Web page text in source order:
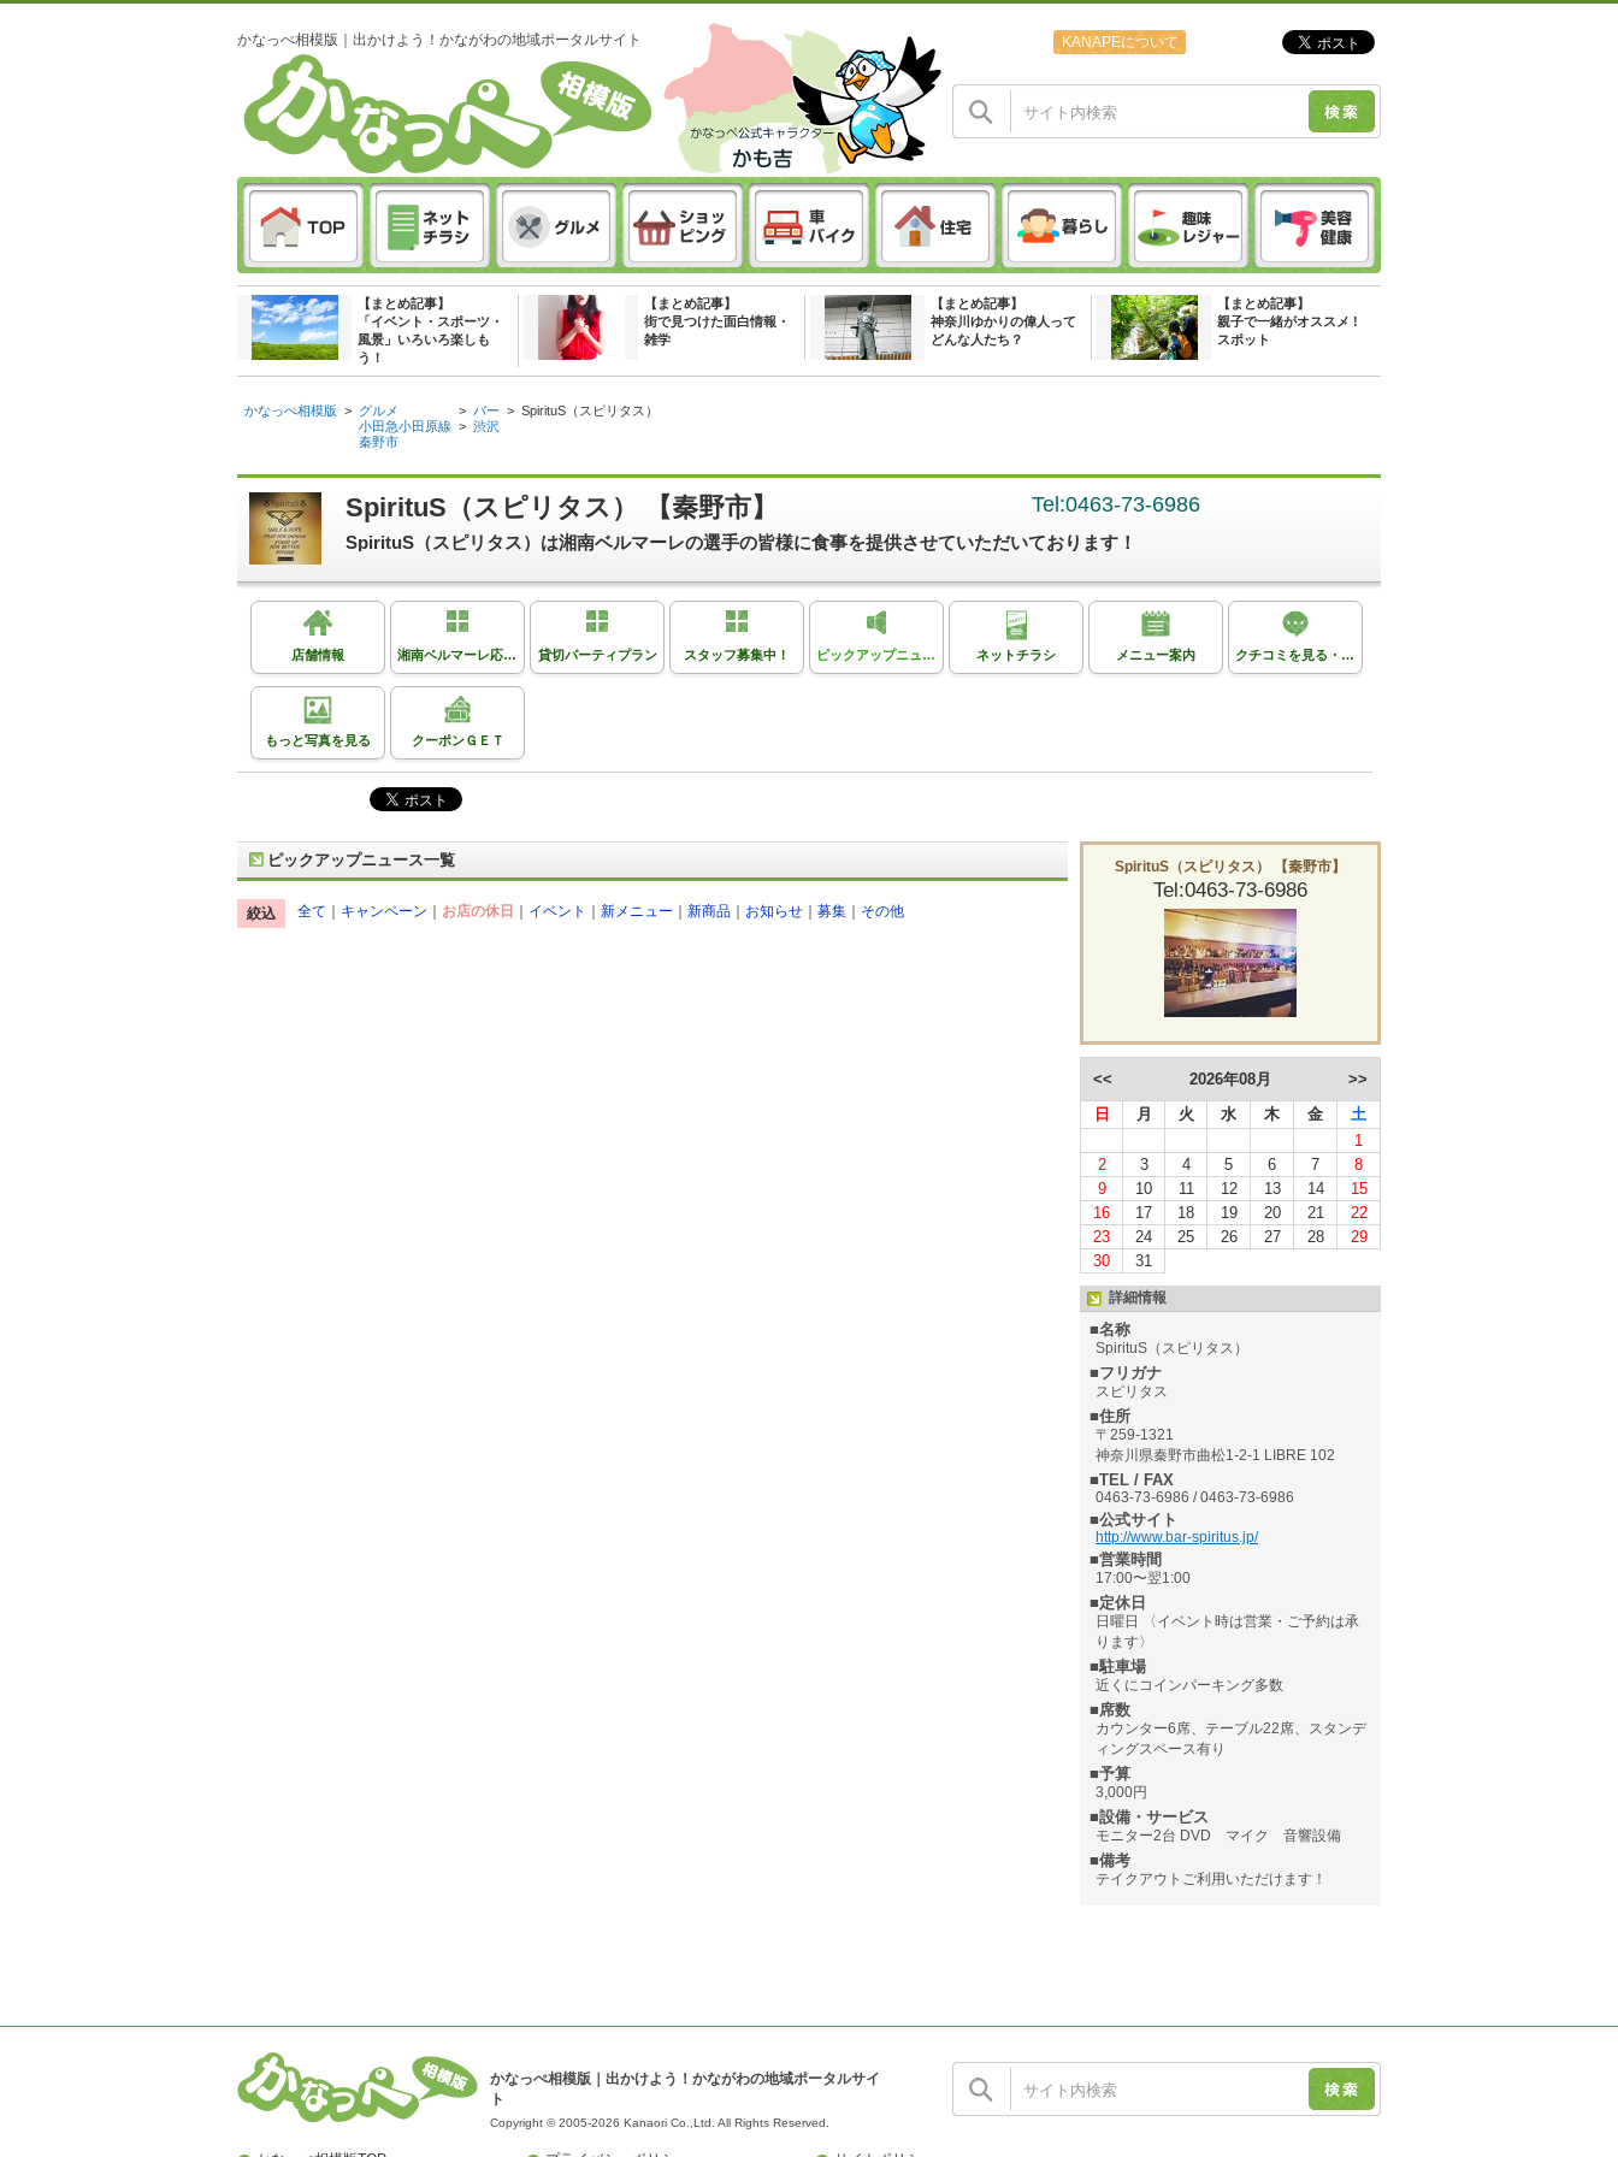
かなっぺ相模版｜出かけよう！かながわの地域ポータルサイト KANAPEについて
【まとめ記事】
「イベント・スポーツ・
風景」いろいろ楽しも
う！
【まとめ記事】
街で見つけた面白情報・
雑学
【まとめ記事】
神奈川ゆかりの偉人って
どんな人たち？
【まとめ記事】
親子で一緒がオススメ !
スポット
かなっぺ相模版 > グルメ
小田急小田原線
秦野市
> バー
> 渋沢
> SpirituS（スピリタス）
SpirituS（スピリタス） 【秦野市】 Tel:0463-73-6986
SpirituS（スピリタス）は湘南ベルマーレの選手の皆様に食事を提供させていただいております！
店舗情報 湘南ベルマーレ応援してます 貸切パーティプラン スタッフ募集中！ ピックアップニュース ネットチラシ メニュー案内 クチコミを見る・投稿する
もっと写真を見る クーポンＧＥＴ
SpirituS（スピリタス） 【秦野市】
Tel:0463-73-6986
<< 2026年08月
>>
日
月 火 水 木 金
土
1
2
3 4 5 6 7
8
9
10 11 12 13 14
15
16
17 18 19 20 21
22
23
24 25 26 27 28
29
30
31
詳細情報
■名称
SpirituS（スピリタス）
■フリガナ
スピリタス
■住所
〒259-1321
神奈川県秦野市曲松1-2-1 LIBRE 102
■TEL / FAX
0463-73-6986 / 0463-73-6986
■公式サイト
http://www.bar-spiritus.jp/
■営業時間
17:00〜翌1:00
■定休日
日曜日 〈イベント時は営業・ご予約は承
ります〉
■駐車場
近くにコインパーキング多数
■席数
カウンター6席、テーブル22席、スタンデ
ィングスペース有り
■予算
3,000円
■設備・サービス
モニター2台 DVD マイク 音響設備
■備考
テイクアウトご利用いただけます！
ピックアップニュース一覧
絞込 全て キャンペーン お店の休日 イベント 新メニュー 新商品 お知らせ 募集 その他
かなっぺ相模版｜出かけよう！かながわの地域ポータルサイ
ト
Copyright © 2005-2026 Kanaori Co.,Ltd. All Rights Reserved.